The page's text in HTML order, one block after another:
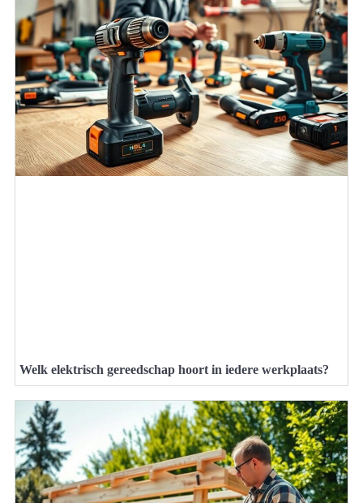
Welk elektrisch gereedschap hoort in iedere werkplaats?